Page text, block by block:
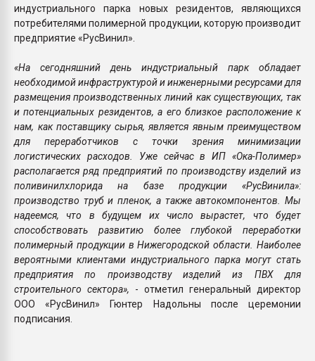
индустриального парка новых резидентов, являющихся
потребителями полимерной продукции, которую производит
предприятие «РусВинил».
«На сегодняшний день индустриальный парк обладает
необходимой инфраструктурой и инженерными ресурсами для
размещения производственных линий как существующих, так
и потенциальных резидентов, а его близкое расположение к
нам, как поставщику сырья, является явным преимуществом
для переработчиков с точки зрения минимизации
логистических расходов. Уже сейчас в ИП «Ока-Полимер»
располагается ряд предприятий по производству изделий из
поливинилхлорида на базе продукции «РусВинила»:
производство труб и пленок, а также автокомпонентов. Мы
надеемся, что в будущем их число вырастет, что будет
способствовать развитию более глубокой переработки
полимерный продукции в Нижегородской области. Наиболее
вероятными клиентами индустриального парка могут стать
предприятия по производству изделий из ПВХ для
строительного сектора», - отметил генеральный директор
ООО «РусВинил» Гюнтер Надольны после церемонии
подписания.